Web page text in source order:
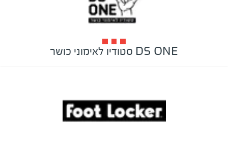
DS ONE סטודיו לאימוני כושר